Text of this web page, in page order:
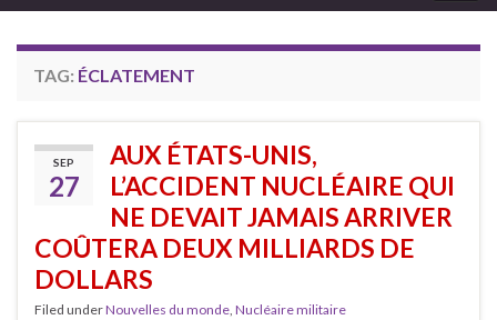
TAG: ÉCLATEMENT
SEP
27
AUX ÉTATS-UNIS,
L’ACCIDENT NUCLÉAIRE QUI
NE DEVAIT JAMAIS ARRIVER
COÛTERA DEUX MILLIARDS DE
DOLLARS
Filed underNouvelles du monde, Nucléaire militaire